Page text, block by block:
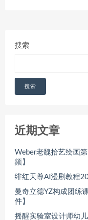
搜索
搜索
近期文章
Weber老魏拾艺绘画
频】
绯红天尊AI漫剧教程
曼奇立德YZ构成团练
件】
摇醒实验室设计师幼